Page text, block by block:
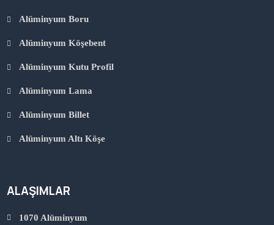
Alüminyum Boru
Alüminyum Köşebent
Alüminyum Kutu Profil
Alüminyum Lama
Alüminyum Billet
Alüminyum Altı Köşe
ALAŞIMLAR
1070 Alüminyum